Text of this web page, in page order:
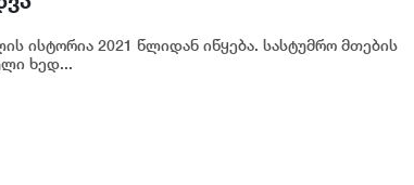
ისტორია 2021 წლიდან იწყება. სასტუმრო მთების
ხედ...